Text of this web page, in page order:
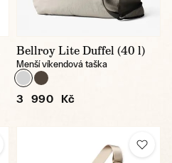
Bellroy Lite Duffel (40 l)
Menší víkendová taška
3 990 Kč